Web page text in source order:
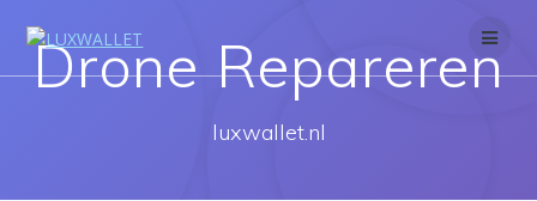
content
Drone Repareren
luxwallet.nl